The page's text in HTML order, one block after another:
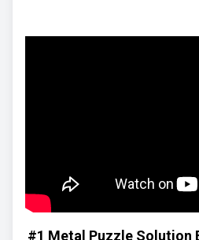
#1 Metal Puzzle Solution